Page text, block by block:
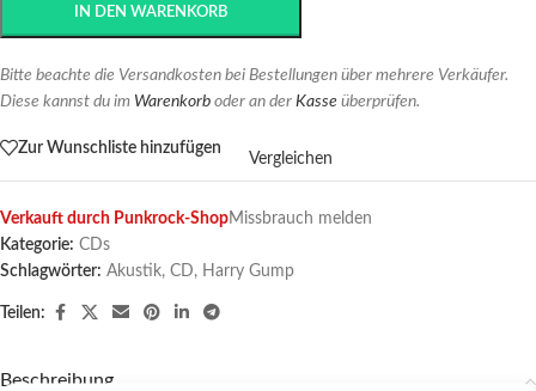
IN DEN WARENKORB
Bitte beachte die Versandkosten bei Bestellungen über mehrere Verkäufer.
Diese kannst du im Warenkorb oder an der Kasse überprüfen.
Zur Wunschliste hinzufügen
Vergleichen
Verkauft durch Punkrock-ShopMissbrauch melden
Kategorie: CDs
Schlagwörter: Akustik, CD, Harry Gump
Teilen:
Beschreibung